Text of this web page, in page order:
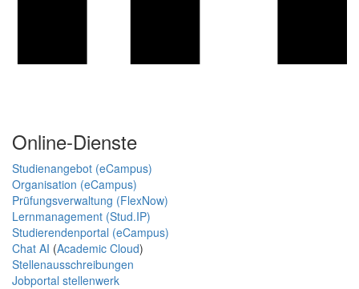
Online-Dienste
Studienangebot (eCampus)
Organisation (eCampus)
Prüfungsverwaltung (FlexNow)
Lernmanagement (Stud.IP)
Studierendenportal (eCampus)
Chat AI (Academic Cloud)
Stellenausschreibungen
Jobportal stellenwerk